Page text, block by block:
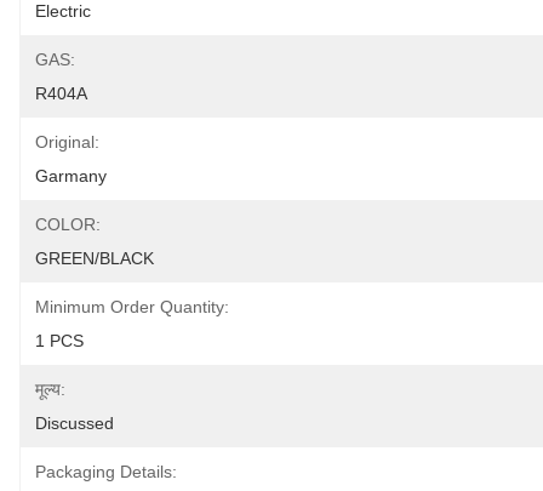
Electric
GAS:
R404A
Original:
Garmany
COLOR:
GREEN/BLACK
Minimum Order Quantity:
1 PCS
मूल्य:
Discussed
Packaging Details: